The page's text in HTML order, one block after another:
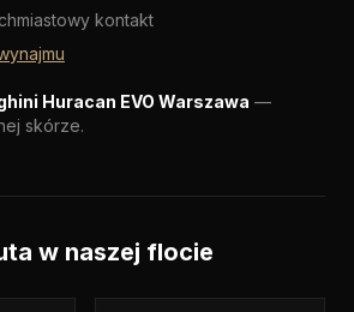
kontakt
Huracan EVO Warszawa —
skórze.
w naszej flocie